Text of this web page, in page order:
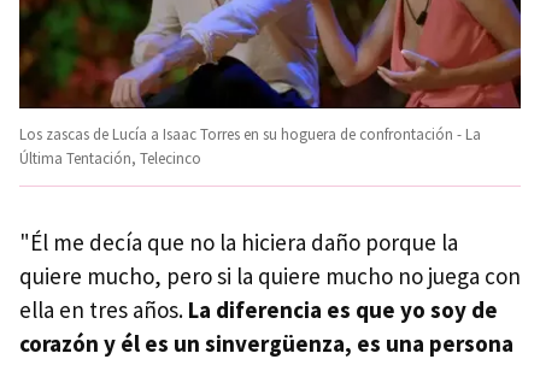
Los zascas de Lucía a Isaac Torres en su hoguera de confrontación - La
Última Tentación, Telecinco
"Él me decía que no la hiciera daño porque la
quiere mucho, pero si la quiere mucho no juega con
ella en tres años. La diferencia es que yo soy de
corazón y él es un sinvergüenza, es una persona